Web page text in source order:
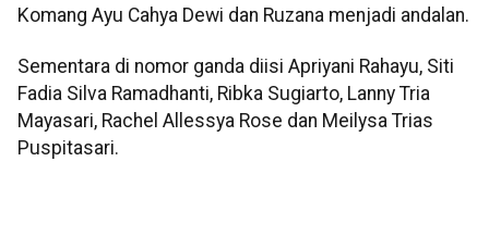
Komang Ayu Cahya Dewi dan Ruzana menjadi andalan.
Sementara di nomor ganda diisi Apriyani Rahayu, Siti
Fadia Silva Ramadhanti, Ribka Sugiarto, Lanny Tria
Mayasari, Rachel Allessya Rose dan Meilysa Trias
Puspitasari.